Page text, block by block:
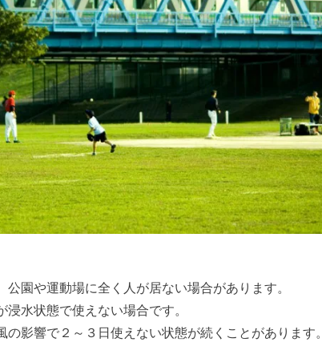
園や運動場に全く人が居ない場合があります。
水状態で使えない場合です。
の影響で２～３日使えない状態が続くことがあります。